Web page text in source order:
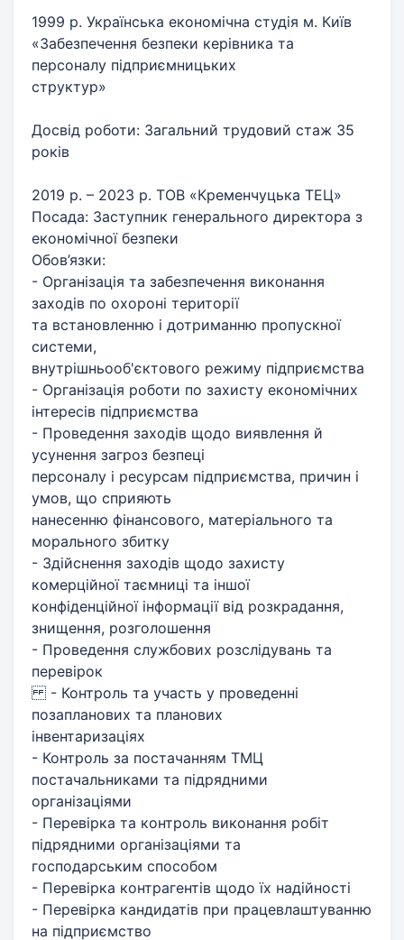
1999 р. Українська економічна студія м. Київ
«Забезпечення безпеки керівника та
персоналу підприємницьких
структур»
Досвід роботи: Загальний трудовий стаж 35
років
2019 р. – 2023 р. ТОВ «Кременчуцька ТЕЦ»
Посада: Заступник генерального директора з
економічної безпеки
Обов’язки:
- Організація та забезпечення виконання
заходів по охороні території
та встановленню і дотриманню пропускної
системи,
внутрішньооб'єктового режиму підприємства
- Організація роботи по захисту економічних
інтересів підприємства
- Проведення заходів щодо виявлення й
усунення загроз безпеці
персоналу і ресурсам підприємства, причин і
умов, що сприяють
нанесенню фінансового, матеріального та
морального збитку
- Здійснення заходів щодо захисту
комерційної таємниці та іншої
конфіденційної інформації від розкрадання,
знищення, розголошення
- Проведення службових розслідувань та
перевірок
- Контроль та участь у проведенні
позапланових та планових
інвентаризаціях
- Контроль за постачанням ТМЦ
постачальниками та підрядними
організаціями
- Перевірка та контроль виконання робіт
підрядними організаціями та
господарським способом
- Перевірка контрагентів щодо їх надійності
- Перевірка кандидатів при працевлаштуванню
на підприємство